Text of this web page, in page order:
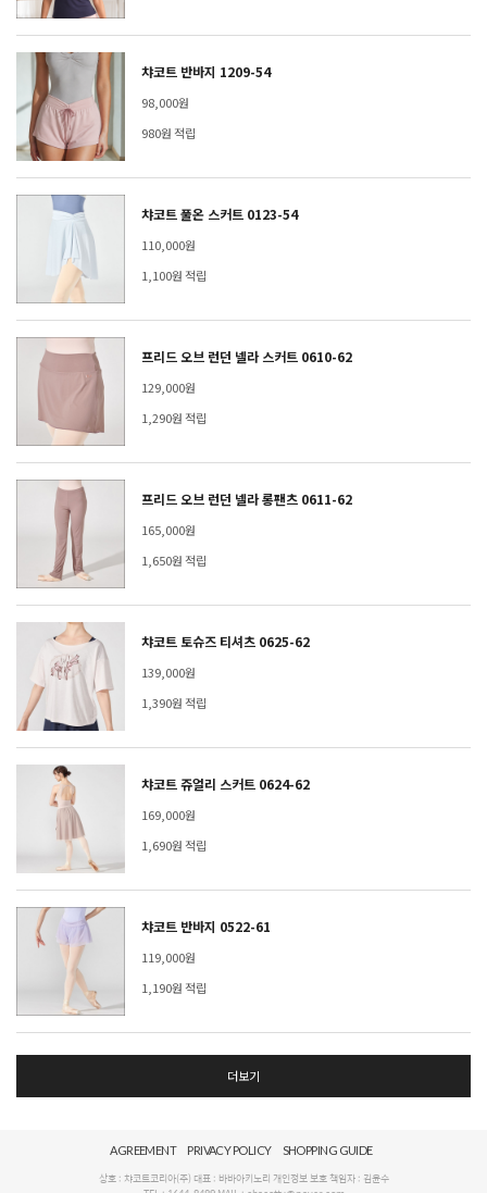
챠코트 반바지 1209-54
98,000원
980원 적립
챠코트 풀온 스커트 0123-54
110,000원
1,100원 적립
프리드 오브 런던 넬라 스커트 0610-62
129,000원
1,290원 적립
프리드 오브 런던 넬라 롱팬츠 0611-62
165,000원
1,650원 적립
챠코트 토슈즈 티셔츠 0625-62
139,000원
1,390원 적립
챠코트 쥬얼리 스커트 0624-62
169,000원
1,690원 적립
챠코트 반바지 0522-61
119,000원
1,190원 적립
더보기
AGREEMENT PRIVACY POLICY SHOPPING GUIDE
상호 : 챠코트코리아(주) 대표 : 바바아키노리 개인정보 보호 책임자 : 김윤수